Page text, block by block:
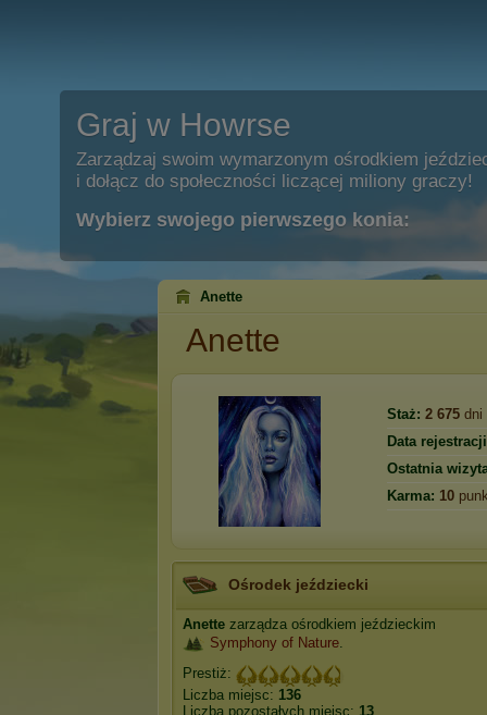
Graj w Howrse
Zarządzaj swoim wymarzonym ośrodkiem
i dołącz do społeczności liczącej miliony graczy!
Wybierz swojego pierwszego konia:
Anette
Anette
Staż: 2 675 dni
Data
Ostatnia
Karma: 10
Ośrodek jeździecki
Anette zarządza ośrodkiem jeździeckim
Symphony of Nature.
Prestiż:
Liczba miejsc: 136
Liczba pozostałych miejsc: 13